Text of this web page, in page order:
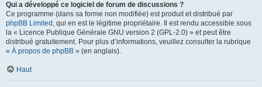
Qui a développé ce logiciel de forum de discussions ?
Ce programme (dans sa forme non modifiée) est produit et distribué par
phpBB Limited , qui en est le légitime propriétaire. Il est rendu accessible sous
la « Licence Publique Générale GNU version 2 (GPL-2.0) » et peut être
distribué gratuitement. Pour plus d’informations, veuillez consulter la rubrique
« À propos de phpBB » (en anglais).
Haut